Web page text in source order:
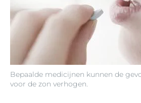
Bepaalde medicijnen kunnen de
voor de zon verhogen.